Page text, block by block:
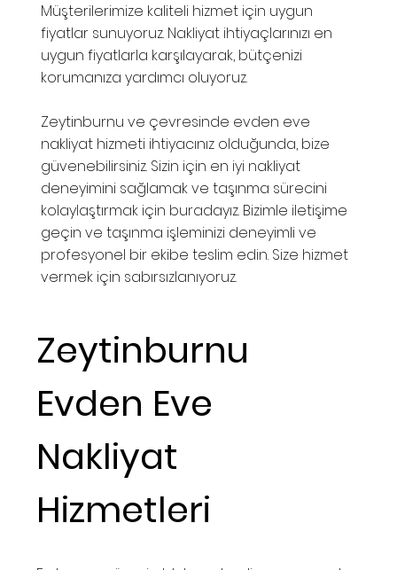
Müşterilerimize kaliteli hizmet için uygun
fiyatlar sunuyoruz. Nakliyat ihtiyaçlarınızı en
uygun fiyatlarla karşılayarak, bütçenizi
korumanıza yardımcı oluyoruz.
Zeytinburnu ve çevresinde evden eve
nakliyat hizmeti ihtiyacınız olduğunda, bize
güvenebilirsiniz. Sizin için en iyi nakliyat
deneyimini sağlamak ve taşınma sürecini
kolaylaştırmak için buradayız. Bizimle iletişime
geçin ve taşınma işleminizi deneyimli ve
profesyonel bir ekibe teslim edin. Size hizmet
vermek için sabırsızlanıyoruz.
Zeytinburnu
Evden Eve
Nakliyat
Hizmetleri